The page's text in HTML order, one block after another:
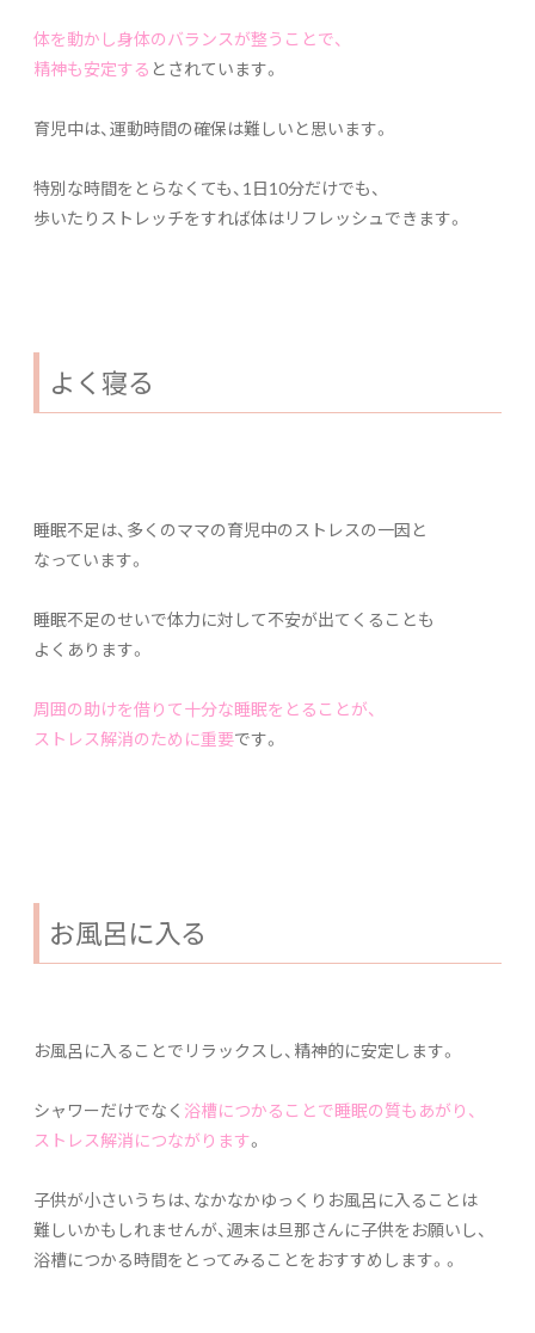
体を動かし身体のバランスが整うことで、
精神も安定する とされています。
育児中は、運動時間の確保は難しいと思います。
特別な時間をとらなくても、1日10分だけでも、
歩いたりストレッチをすれば体はリフレッシュできます。
よく寝る
睡眠不足は、多くのママの育児中のストレスの一因と
なっています。
睡眠不足のせいで体力に対して不安が出てくることも
よくあります。
周囲の助けを借りて十分な睡眠をとることが、
ストレス解消のために重要です。
お風呂に入る
お風呂に入ることでリラックスし、精神的に安定します。
シャワーだけでなく 浴槽につかることで睡眠の質もあがり、
ストレス解消につながります。
子供が小さいうちは、なかなかゆっくりお風呂に入ることは
難しいかもしれませんが、週末は旦那さんに子供をお願いし、
浴槽につかる時間をとってみることをおすすめします。。